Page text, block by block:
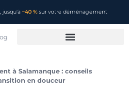
jusqu'à −40 %sur votre déménagement
à Salamanque : conseils
en douceur